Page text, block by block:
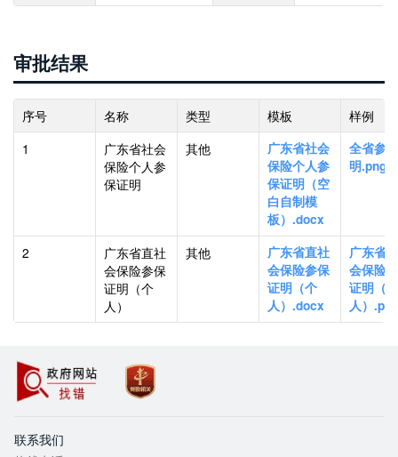
审批结果
序号 名称 类型 模板
样例
1
广东省社会
保险个人参
保证明
其他
广东省社会
保险个人参
保证明（空
白自制模
板）.docx
全省参
明.png
2
广东省直社
会保险参保
证明（个
人）
其他
广东省直社
会保险参保
证明（个
人）.docx
广东省
会保险
证明（个
人）.pdf
府网站找错 政机关
联系我们